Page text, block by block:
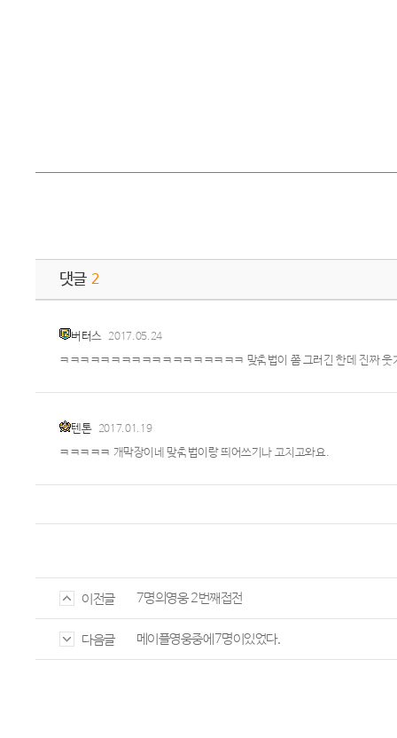
댓글 2
버터스 2017.05.24
ㅋㅋㅋㅋㅋㅋㅋㅋㅋㅋㅋㅋㅋㅋㅋㅋㅋㅋ 맞춤법이 쫌 그러긴 한데 진짜
텐톤 2017.01.19
ㅋㅋㅋㅋㅋ 개막장이네 맞춤법이랑 띄어쓰기나 고치고와요.
이전글 7명의영웅 2번째접전
다음글 메이플영웅중에7명이있었다.